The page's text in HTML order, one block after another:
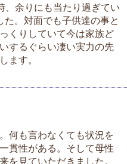
、余りにも当たり過ぎてい
。対面でも子供達の事と
くりしていて今は家族ど
するぐらい凄い実力の先
ます。
何も言わなくても状況を
貫性がある。そして母性
を見ていただきました。